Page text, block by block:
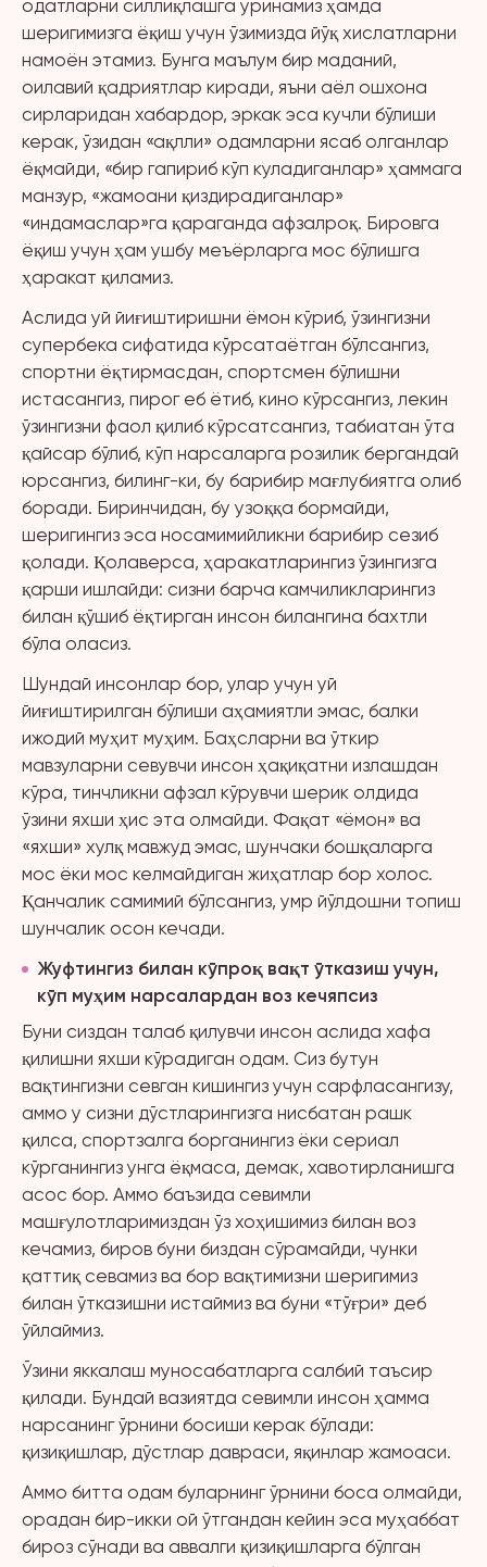
одатларни силлиқлашга уринамиз ҳамда
шеригимизга ёқиш учун ўзимизда йўқ хислатларни
намоён этамиз. Бунга маълум бир маданий,
оилавий қадриятлар киради, яъни аёл ошхона
сирларидан хабардор, эркак эса кучли бўлиши
керак, ўзидан «ақлли» одамларни ясаб олганлар
ёқмайди, «бир гапириб кўп куладиганлар» ҳаммага
манзур, «жамоани қиздирадиганлар»
«индамаслар»га қараганда афзалроқ. Бировга
ёқиш учун ҳам ушбу меъёрларга мос бўлишга
ҳаракат қиламиз.
Аслида уй йиғиштиришни ёмон кўриб, ўзингизни
супербека сифатида кўрсатаётган бўлсангиз,
спортни ёқтирмасдан, спортсмен бўлишни
истасангиз, пирог еб ётиб, кино кўрсангиз, лекин
ўзингизни фаол қилиб кўрсатсангиз, табиатан ўта
қайсар бўлиб, кўп нарсаларга розилик бергандай
юрсангиз, билинг-ки, бу барибир мағлубиятга олиб
боради. Биринчидан, бу узоққа бормайди,
шеригингиз эса носамимийликни барибир сезиб
қолади. Қолаверса, ҳаракатларингиз ўзингизга
қарши ишлайди: сизни барча камчиликларингиз
билан қўшиб ёқтирган инсон билангина бахтли
бўла оласиз.
Шундай инсонлар бор, улар учун уй
йиғиштирилган бўлиши аҳамиятли эмас, балки
ижодий муҳит муҳим. Баҳсларни ва ўткир
мавзуларни севувчи инсон ҳақиқатни излашдан
кўра, тинчликни афзал кўрувчи шерик олдида
ўзини яхши ҳис эта олмайди. Фақат «ёмон» ва
«яхши» хулқ мавжуд эмас, шунчаки бошқаларга
мос ёки мос келмайдиган жиҳатлар бор холос.
Қанчалик самимий бўлсангиз, умр йўлдошни топиш
шунчалик осон кечади.
Жуфтингиз билан кўпроқ вақт ўтказиш учун,
кўп муҳим нарсалардан воз кечяпсиз
Буни сиздан талаб қилувчи инсон аслида хафа
қилишни яхши кўрадиган одам. Сиз бутун
вақтингизни севган кишингиз учун сарфласангизу,
аммо у сизни дўстларингизга нисбатан рашк
қилса, спортзалга борганингиз ёки сериал
кўрганингиз унга ёқмаса, демак, хавотирланишга
асос бор. Аммо баъзида севимли
машғулотларимиздан ўз хоҳишимиз билан воз
кечамиз, биров буни биздан сўрамайди, чунки
қаттиқ севамиз ва бор вақтимизни шеригимиз
билан ўтказишни истаймиз ва буни «тўғри» деб
ўйлаймиз.
Ўзини яккалаш муносабатларга салбий таъсир
қилади. Бундай вазиятда севимли инсон ҳамма
нарсанинг ўрнини босиши керак бўлади:
қизиқишлар, дўстлар давраси, яқинлар жамоаси.
Аммо битта одам буларнинг ўрнини боса олмайди,
орадан бир-икки ой ўтгандан кейин эса муҳаббат
бироз сўнади ва аввалги қизиқишларга бўлган